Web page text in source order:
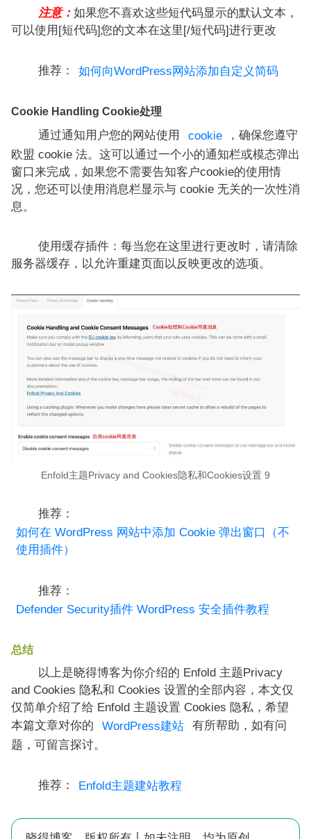
注意： 如果您不喜欢这些短代码显示的默认文本，
可以使用[短代码]您的文本在这里[/短代码]进行更改
推荐： 如何向WordPress网站添加自定义简码
Cookie Handling Cookie处理
通过通知用户您的网站使用 cookie
，确保您遵守
欧盟 cookie 法。这可以通过一个小的通知栏或模态弹出
窗口来完成，如果您不需要告知客户cookie的使用情
况，您还可以使用消息栏显示与 cookie 无关的一次性消
息。
使用缓存插件：每当您在这里进行更改时，请清除
服务器缓存，以允许重建页面以反映更改的选项。
Enfold主题Privacy and Cookies隐私和Cookies设置 9
推荐：
如何在 WordPress 网站中添加 Cookie 弹出窗口（不
使用插件）
推荐：
Defender Security插件 WordPress 安全插件教程
总结
以上是晓得博客为你介绍的 Enfold 主题Privacy
and Cookies 隐私和 Cookies 设置的全部内容，本文仅
仅简单介绍了给 Enfold 主题设置 Cookies 隐私，希望
本篇文章对你的
WordPress建站
有所帮助，如有问
题，可留言探讨。
推荐： Enfold主题建站教程